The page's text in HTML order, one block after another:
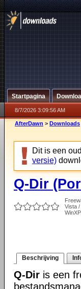
Startpagina
8/7/2026 3:09:56 AM
AfterDawn > Downloads
Dit is een
versie)
Q-Dir
Vista /
WinXP
Beschrijving
Q-Dir is een